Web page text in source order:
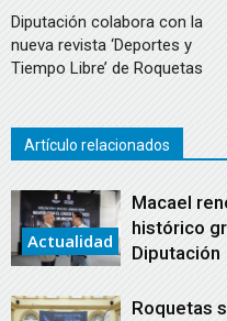
Diputación colabora con la
nueva revista ‘Deportes y
Tiempo Libre’ de Roquetas
Artículo relacionados
Actualidad
Macael
histórico
Diputación
Roquetas